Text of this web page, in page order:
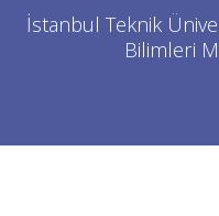
İstanbul Teknik
Bilimleri